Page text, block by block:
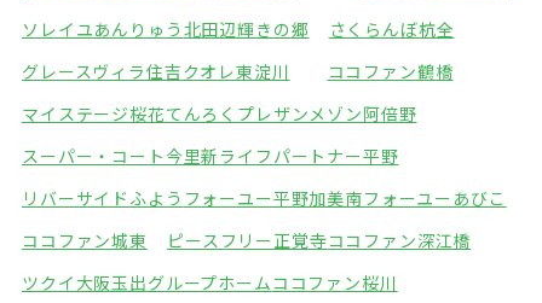
ソレイユあんりゅう 北田辺輝きの郷
さくらんぼ杭全
グレースヴィラ住吉クオレ東淀川
ココファン鶴橋
マイステージ桜花てんろく プレザンメゾン阿倍野
スーパー・コート今里新ライフパートナー平野
リバーサイドふよう フォーユー平野加美南フォーユーあびこ
ココファン城東
ピースフリー正覚寺ココファン深江橋
ツクイ大阪玉出グループホームココファン桜川